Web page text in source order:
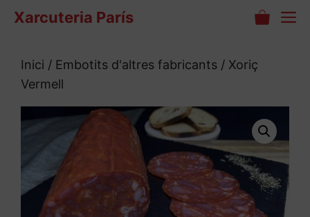
VésXarcuteria París
Inici / Embotits d'altres fabricants / Xoriç
Vermell